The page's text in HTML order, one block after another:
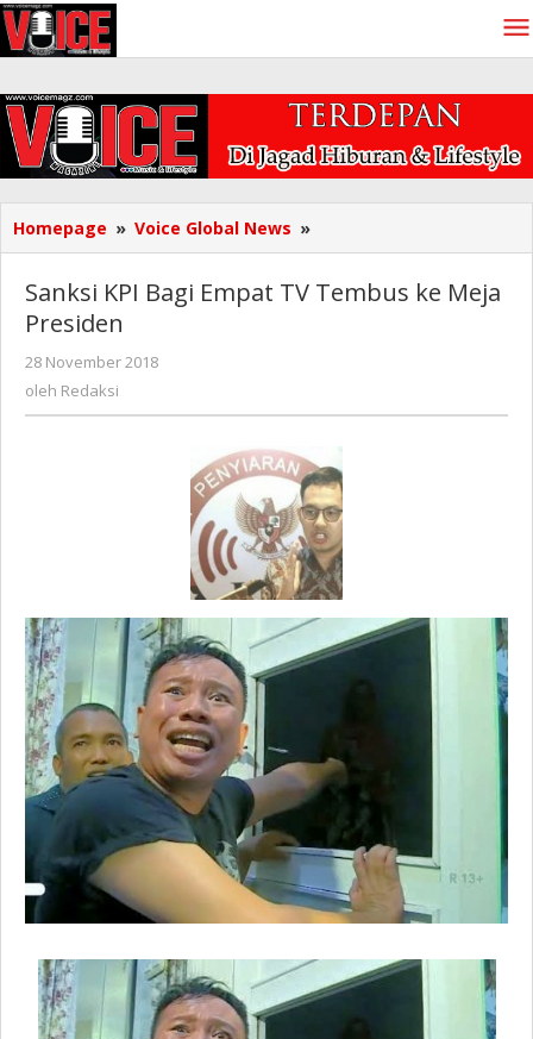
Lewati
ke
konten
Homepage » Voice Global News »
KPI
Empat
Sanksi KPI Bagi Empat TV Tembus ke Meja
Presiden
28 November 2018
oleh Redaksi